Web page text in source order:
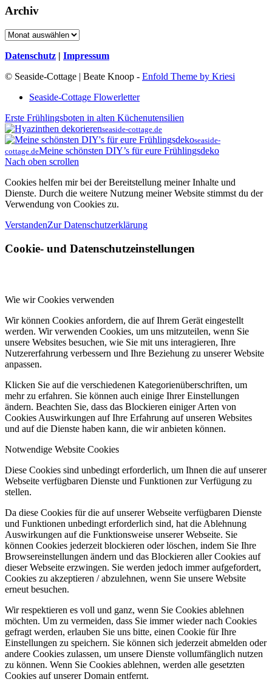
Archiv
Archiv
Datenschutz | Impressum
© Seaside-Cottage | Beate Knoop - Enfold Theme by Kriesi
Seaside-Cottage Flowerletter
Erste Frühlingsboten in alten Küchenutensilien
seaside-cottage.de
seaside-
cottage.deMeine schönsten DIY’s für eure Frühlingsdeko
Nach oben scrollen
Cookies helfen mir bei der Bereitstellung meiner Inhalte und
Dienste. Durch die weitere Nutzung meiner Website stimmst du der
Verwendung von Cookies zu.
VerstandenZur Datenschutzerklärung
Cookie- und Datenschutzeinstellungen
Wie wir Cookies verwenden
Wir können Cookies anfordern, die auf Ihrem Gerät eingestellt
werden. Wir verwenden Cookies, um uns mitzuteilen, wenn Sie
unsere Websites besuchen, wie Sie mit uns interagieren, Ihre
Nutzererfahrung verbessern und Ihre Beziehung zu unserer Website
anpassen.
Klicken Sie auf die verschiedenen Kategorienüberschriften, um
mehr zu erfahren. Sie können auch einige Ihrer Einstellungen
ändern. Beachten Sie, dass das Blockieren einiger Arten von
Cookies Auswirkungen auf Ihre Erfahrung auf unseren Websites
und auf die Dienste haben kann, die wir anbieten können.
Notwendige Website Cookies
Diese Cookies sind unbedingt erforderlich, um Ihnen die auf unserer
Webseite verfügbaren Dienste und Funktionen zur Verfügung zu
stellen.
Da diese Cookies für die auf unserer Webseite verfügbaren Dienste
und Funktionen unbedingt erforderlich sind, hat die Ablehnung
Auswirkungen auf die Funktionsweise unserer Webseite. Sie
können Cookies jederzeit blockieren oder löschen, indem Sie Ihre
Browsereinstellungen ändern und das Blockieren aller Cookies auf
dieser Webseite erzwingen. Sie werden jedoch immer aufgefordert,
Cookies zu akzeptieren / abzulehnen, wenn Sie unsere Website
erneut besuchen.
Wir respektieren es voll und ganz, wenn Sie Cookies ablehnen
möchten. Um zu vermeiden, dass Sie immer wieder nach Cookies
gefragt werden, erlauben Sie uns bitte, einen Cookie für Ihre
Einstellungen zu speichern. Sie können sich jederzeit abmelden oder
andere Cookies zulassen, um unsere Dienste vollumfänglich nutzen
zu können. Wenn Sie Cookies ablehnen, werden alle gesetzten
Cookies auf unserer Domain entfernt.